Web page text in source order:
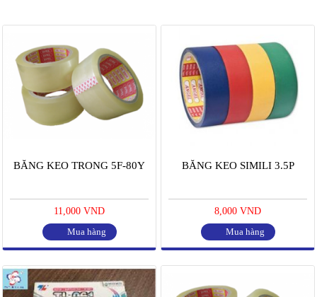
BĂNG KEO TRONG 5F-80Y
11,000 VND
Mua hàng
BĂNG KEO SIMILI 3.5P
8,000 VND
Mua hàng